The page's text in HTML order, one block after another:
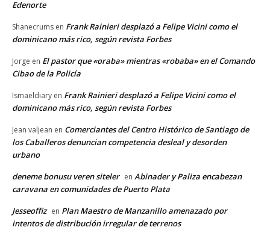
Edenorte
Shanecrums en Frank Rainieri desplazó a Felipe Vicini como el
dominicano más rico, según revista Forbes
Jorge en El pastor que «oraba» mientras «robaba» en el Comando
Cibao de la Policía
Ismaeldiary en Frank Rainieri desplazó a Felipe Vicini como el
dominicano más rico, según revista Forbes
Jean valjean en Comerciantes del Centro Histórico de Santiago de
los Caballeros denuncian competencia desleal y desorden
urbano
deneme bonusu veren siteler en Abinader y Paliza encabezan
caravana en comunidades de Puerto Plata
Jesseoffiz en Plan Maestro de Manzanillo amenazado por
intentos de distribución irregular de terrenos